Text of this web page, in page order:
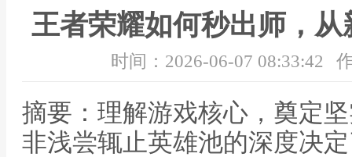
王者荣耀如何秒出师，
时间：2026-06-07 08:33:42
摘要：理解游戏核心，奠定
非浅尝辄止英雄池的深度决